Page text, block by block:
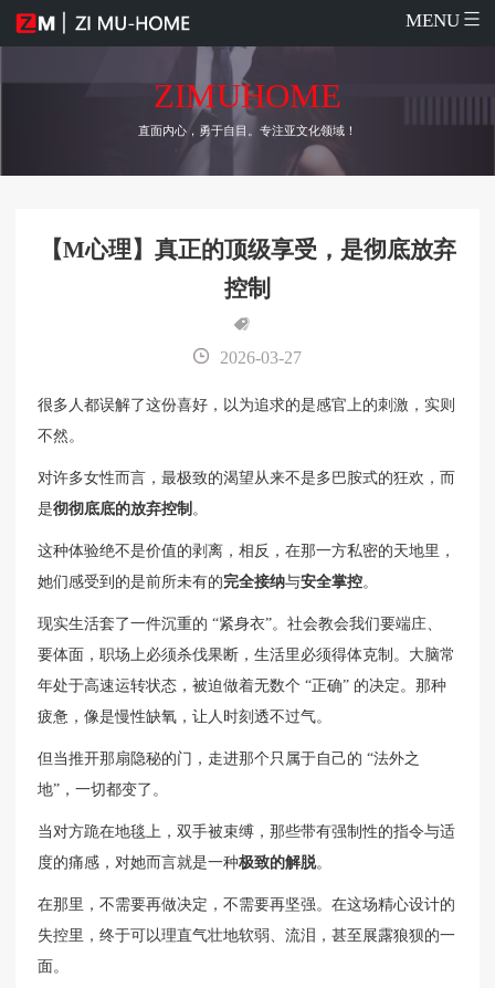
MENU
ZIMUHOME
直面内心，勇于自目。专注亚文化领域！
【M心理】真正的顶级享受，是彻底放弃
控制
2026-03-27
很多人都误解了这份喜好，以为追求的是感官上的刺激，实则
不然。
对许多女性而言，最极致的渴望从来不是多巴胺式的狂欢，而
是彻彻底底的放弃控制 。
这种体验绝不是价值的剥离，相反，在那一方私密的天地里，
她们感受到的是前所未有的完全接纳与安全掌控。
现实生活套了一件沉重的 “紧身衣”。社会教会我们要端庄、
要体面，职场上必须杀伐果断，生活里必须得体克制。大脑常
年处于高速运转状态，被迫做着无数个 “正确” 的决定。那种
疲惫，像是慢性缺氧，让人时刻透不过气。
但当推开那扇隐秘的门，走进那个只属于自己的 “法外之
地”，一切都变了。
当对方跪在地毯上，双手被束缚，那些带有强制性的指令与适
度的痛感，对她而言就是一种极致的解脱。
在那里，不需要再做决定，不需要再坚强。在这场精心设计的
失控里，终于可以理直气壮地软弱、流泪，甚至展露狼狈的一
面。